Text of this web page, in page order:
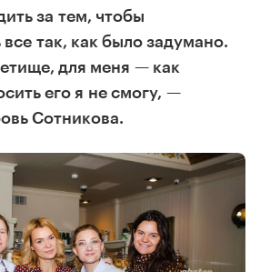
за тем, чтобы
так, как было задумано.
для меня — как
его я не смогу, —
Сотникова.